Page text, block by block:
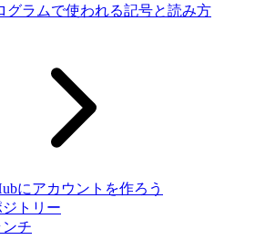
グラムで使われる記号と読み方
にアカウントを作ろう
ジトリー
チ